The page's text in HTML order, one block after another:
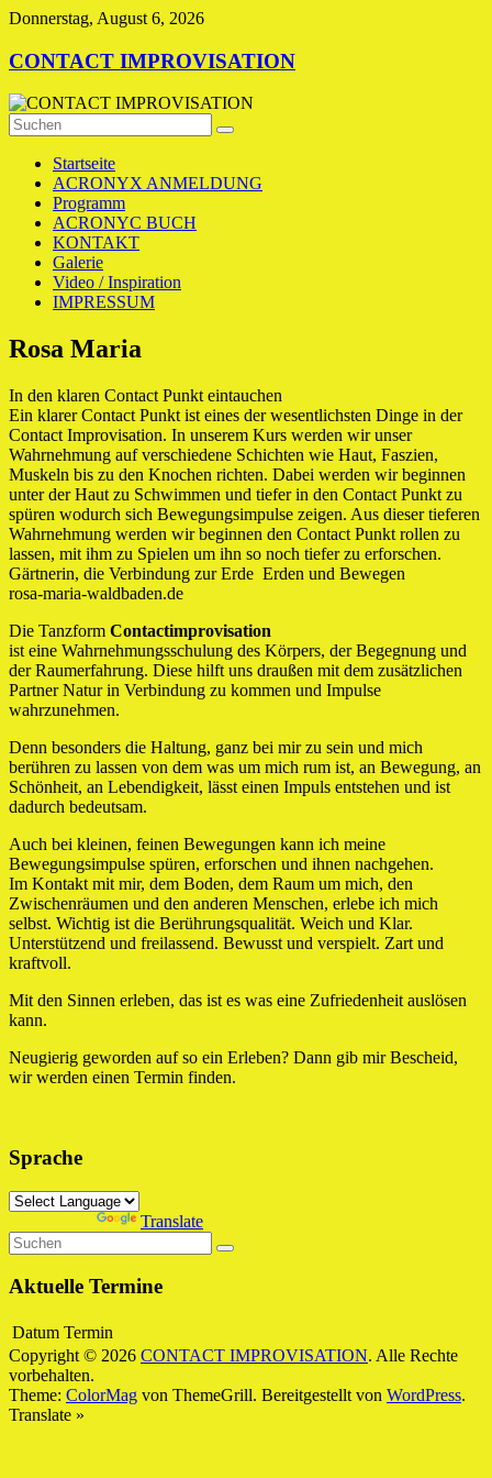
Zum
springen
Donnerstag, August 6, 2026
CONTACT IMPROVISATION
Startseite
ACRONYX ANMELDUNG
Programm
ACRONYC BUCH
KONTAKT
Galerie
Video / Inspiration
IMPRESSUM
Rosa Maria
In den klaren Contact Punkt eintauchen
Ein klarer Contact Punkt ist eines der wesentlichsten Dinge in der
Contact Improvisation. In unserem Kurs werden wir unser
Wahrnehmung auf verschiedene Schichten wie Haut, Faszien,
Muskeln bis zu den Knochen richten. Dabei werden wir beginnen
unter der Haut zu Schwimmen und tiefer in den Contact Punkt zu
spüren wodurch sich Bewegungsimpulse zeigen. Aus dieser tieferen
Wahrnehmung werden wir beginnen den Contact Punkt rollen zu
lassen, mit ihm zu Spielen um ihn so noch tiefer zu erforschen.
Gärtnerin, die Verbindung zur Erde Erden und Bewegen
rosa-maria-waldbaden.de
Die Tanzform Contactimprovisation
ist eine Wahrnehmungsschulung des Körpers, der Begegnung und
der Raumerfahrung. Diese hilft uns draußen mit dem zusätzlichen
Partner Natur in Verbindung zu kommen und Impulse
wahrzunehmen.
Denn besonders die Haltung, ganz bei mir zu sein und mich
berühren zu lassen von dem was um mich rum ist, an Bewegung, an
Schönheit, an Lebendigkeit, lässt einen Impuls entstehen und ist
dadurch bedeutsam.
Auch bei kleinen, feinen Bewegungen kann ich meine
Bewegungsimpulse spüren, erforschen und ihnen nachgehen.
Im Kontakt mit mir, dem Boden, dem Raum um mich, den
Zwischenräumen und den anderen Menschen, erlebe ich mich
selbst. Wichtig ist die Berührungsqualität. Weich und Klar.
Unterstützend und freilassend. Bewusst und verspielt. Zart und
kraftvoll.
Mit den Sinnen erleben, das ist es was eine Zufriedenheit auslösen
kann.
Neugierig geworden auf so ein Erleben? Dann gib mir Bescheid,
wir werden einen Termin finden.
Sprache
Translate
Aktuelle Termine
Datum Termin
Copyright © 2026 CONTACT IMPROVISATION. Alle Rechte
vorbehalten.
Theme: ColorMag von ThemeGrill. Bereitgestellt von WordPress.
Translate »